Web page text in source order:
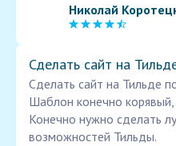
Николай
Сделать сайт на
Сделать сайт на Тильде
Шаблон конечно корявый,
Конечно нужно сделать
возможностей Тильды.